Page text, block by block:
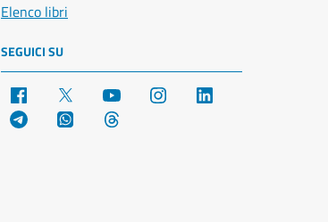
Elenco libri
SEGUICI SU
Facebook YouTube Instagram
Telegram WhatsApp